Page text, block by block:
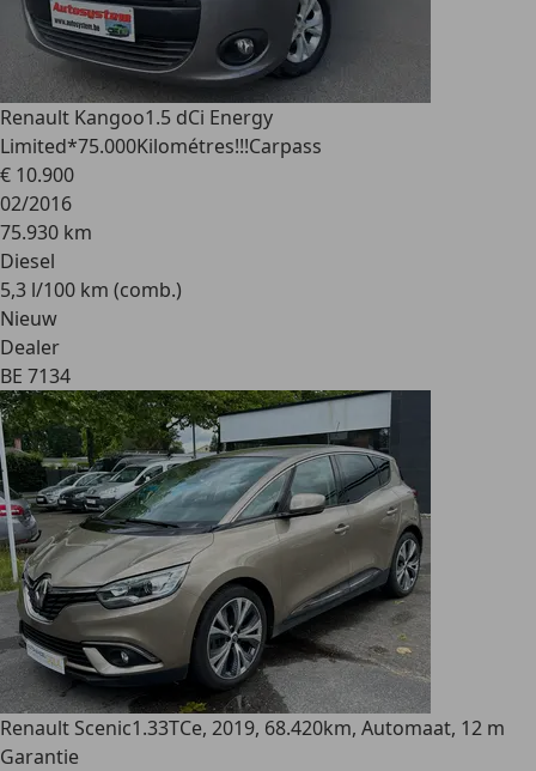
Renault Kangoo1.5 dCi Energy
Limited*75.000Kilométres!!!Carpass
€ 10.900
02/2016
75.930 km
Diesel
5,3 l/100 km (comb.)
Nieuw
Dealer
BE 7134
Renault Scenic1.33TCe, 2019, 68.420km, Automaat, 12 m
Garantie